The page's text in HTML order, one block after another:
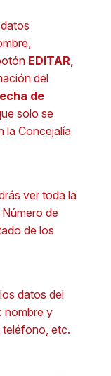
EDITAR,
del
de
solo se
la Concejalía
ver toda la
de
de los
datos del
nombre y
etc.